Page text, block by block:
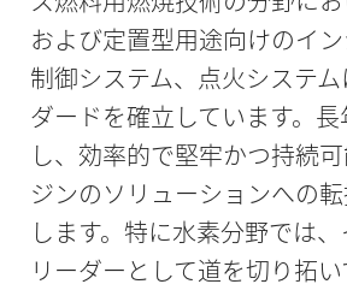
および定置型用途向けのイン
制御システム、点火システ
ダードを確立しています。
し、効率的で堅牢かつ持続
ジンのソリューションへの
します。特に水素分野では
リーダーとして道を切り拓い